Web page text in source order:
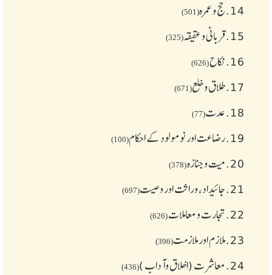
14. حج و عمرہ(501)
15. قربانی و عقیقہ(325)
16. نکاح(626)
17. طلاق و خلع(671)
18. عدت(77)
19. رضاعت اور نومولود کے احکام(100)
20. میت و جنازہ(378)
21. جائیداد، وراثت اور وصیت(697)
22. تجارت و معاملات(626)
23. ملازم اور ملازمت(396)
24. معاشرت (اخلاق وآداب )(436)